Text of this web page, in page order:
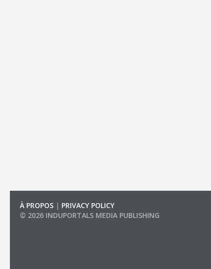
À PROPOS | PRIVACY POLICY
© 2026 INDUPORTALS MEDIA PUBLISHING